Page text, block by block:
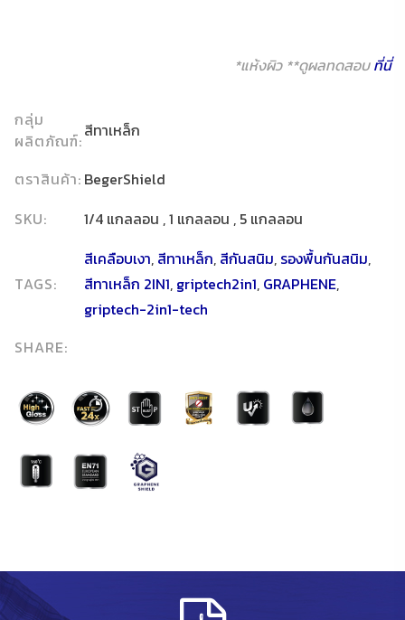
*แห้งผิว **ดูผลทดสอบที่นี่
กลุ่ม
ผลิตภัณฑ์:สีทาเหล็ก
ตราสินค้า: BegerShield
SKU:
1/4 แกลลอน , 1 แกลลอน , 5 แกลลอน
TAGS:
สีเคลือบเงา, สีทาเหล็ก, สีกันสนิม, รองพื้นกันสนิม,
สีทาเหล็ก 2IN1, griptech2in1, GRAPHENE,
griptech-2in1-tech
SHARE: